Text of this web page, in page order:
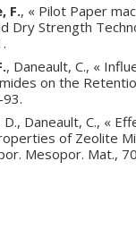
F., « Pilot Paper
Dry Strength
, Daneault, C., «
on the
Daneault, C., «
of Zeolite
Mesopor. Mat.,